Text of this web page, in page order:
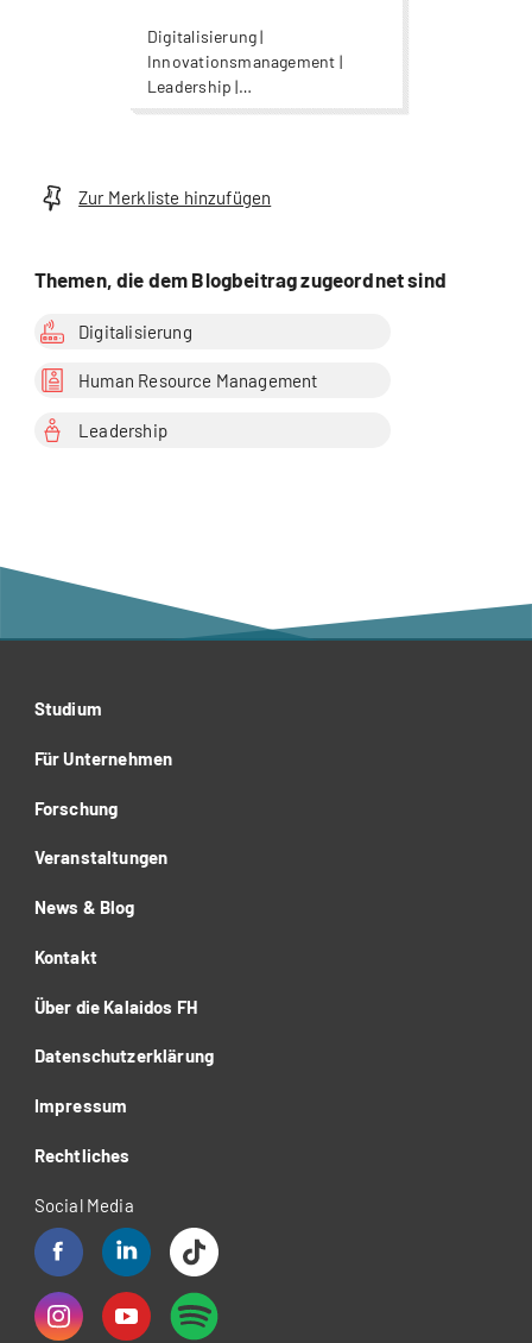
Digitalisierung |
Innovationsmanagement |
Leadership |
Projektmanagement |
Zur Merkliste hinzufügen
Themen, die dem Blogbeitrag zugeordnet sind
Digitalisierung
Human Resource Management
Leadership
Studium
Für Unternehmen
Forschung
Veranstaltungen
News & Blog
Kontakt
Über die Kalaidos FH
Datenschutzerklärung
Impressum
Rechtliches
Social Media